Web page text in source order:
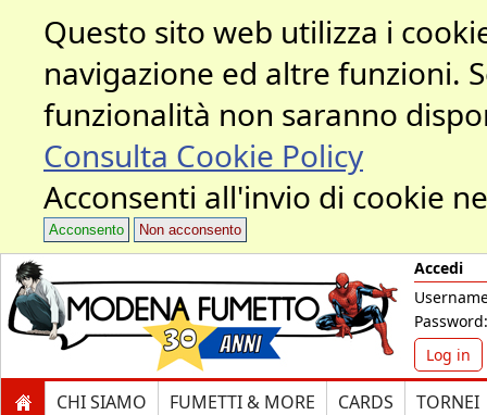
Questo sito web utilizza i
navigazione ed altre funzioni.
funzionalità non saranno
Consulta Cookie Policy
Acconsenti all'invio di cookie
Acconsento Non acconsento
Accedi
Password:
Log in
CHI SIAMO FUMETTI & MORE CARDS TORNEI